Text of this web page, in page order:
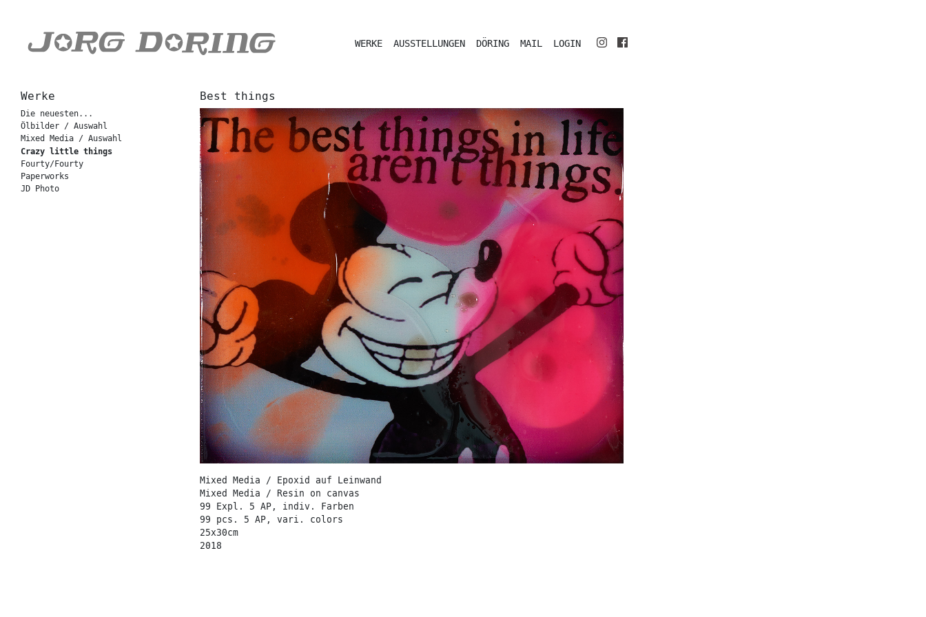
WERKE AUSSTELLUNGEN DÖRING MAIL LOGIN
Werke
Die neuesten...
Ölbilder / Auswahl
Mixed Media / Auswahl
Crazy little things
Fourty/Fourty
Paperworks
JD Photo
Best things
Mixed Media / Epoxid auf Leinwand
Mixed Media / Resin on canvas
99 Expl. 5 AP, indiv. Farben
99 pcs. 5 AP, vari. colors
25x30cm
2018